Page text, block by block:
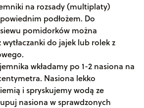
na rozsady (multiplaty)
podłożem. Do
pomidorków można
do jajek lub rolek z
wkładamy po 1-2 nasiona na
Nasiona lekko
i spryskujemy wodą ze
nasiona w sprawdzonych